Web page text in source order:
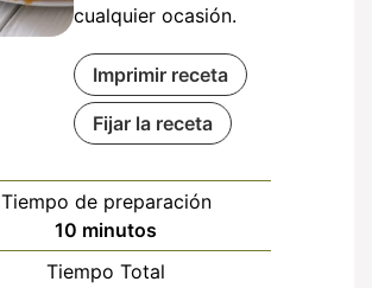
cualquier ocasión.
Imprimir receta
Fijar la receta
Tiempo de preparación
10 minutos
minutos
Tiempo Total